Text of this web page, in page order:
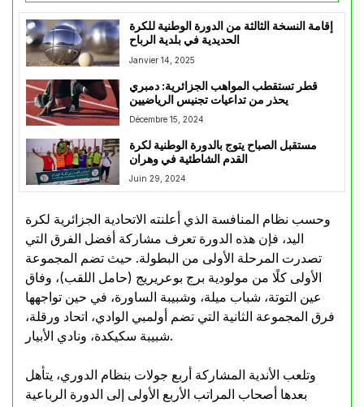
إقامة النسخة الثالثة من الدورة الوطنية للكرة
الحديدية في بلدية الرباح
Janvier 14, 2025
قطر تستقطب المواهب الجزائرية: دمبري
يحذر من تداعيات تجنيس الرياضيين
Décembre 15, 2024
مستقبل الصباح يتوج بالدورة الوطنية لكرة
القدم الشاطئية في وهران
Juin 29, 2024
وحسب نظام المنافسة الذي أعلنته الاتحادية الجزائرية لكرة
اليد، فإن هذه الدورة تعرف مشاركة أفضل الفرق التي
تصدرت المرحلة الأولى من البطولة. حيث تضم المجموعة
الأولى كلًا من مولودية برج بوعريريج (حامل اللقب)، وفاق
عين التوتة، شباب ميلة، وشبيبة الساورة، في حين تواجهها
فرق المجموعة الثانية التي تضم أولمبي الوادي، اتحاد ورقلة،
شبيبة سكيكدة، ونادي الأبيار.
وتلعب الأندية المشاركة أربع جولات بنظام الدوري، يتأهل
بعدها أصحاب المراتب الأربع الأولى إلى الدورة الرباعية